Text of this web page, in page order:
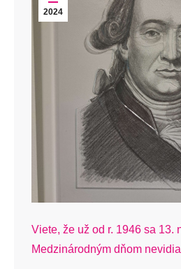
2024
Viete, že už od r. 1946 sa 13.
Medzinárodným dňom